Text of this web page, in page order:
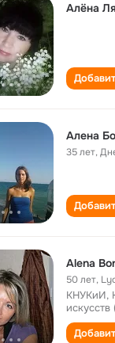
Алёна
Алена
35 лет,
Alena
50 лет,
КНУКиИ,